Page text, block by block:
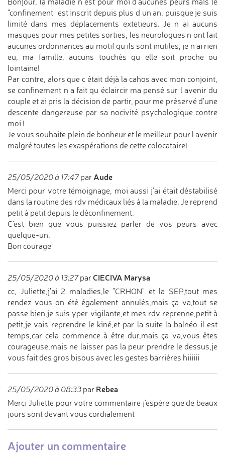
"confinement" est inscrit depuis plus d un an, puisque je suis
limité dans mes déplacements extetieurs. Je n ai aucuns
masques pour mes petites sorties, les neurologues n ont fait
aucunes ordonnances au motif qu ils sont inutiles, je n ai rien
eu, ma famille, aucuns touchés qu elle soit proche ou
lointaine!
Par contre, alors que c était déjà la cahos avec mon conjoint,
se confinement n a fait qu éclaircir ma pensé sur l avenir du
couple et ai pris la décision de partir, pour me préservé d'une
descente dangereuse par sa nocivité psychologique contre
moi !
Je vous souhaite plein de bonheur et le meilleur pour l avenir
malgré toutes les exaspérations de cette colocataire!
25/05/2020 à 17:47par Aude
Merci pour votre témoignage, moi aussi j’ai était déstabilisé
dans la routine des rdv médicaux liés à la maladie. Je reprend
petit à petit depuis le déconfinement.
C’est bien que vous puissiez parler de vos peurs avec
quelque-un.
Bon courage
25/05/2020 à 13:27par CIECIVA Marysa
cc, Juliette,j'ai 2 maladies,le "CRHON" et la SEP,tout mes
rendez vous on été également annulés,mais ça va,tout se
passe bien,je suis yper vigilante,et mes rdv reprenne,petit à
petit,je vais reprendre le kiné,et par la suite la balnéo il est
temps,car cela commence à être dur,mais ça va,vous êtes
courageuse,mais ne laisser pas la peur prendre le dessus,je
vous fait des gros bisous avec les gestes barriéres hiiiiii
25/05/2020 à 08:33 par Rebea
Merci Juliette pour votre commentaire j’espère que de beaux
jours sont devant vous cordialement
Ajouter un commentaire